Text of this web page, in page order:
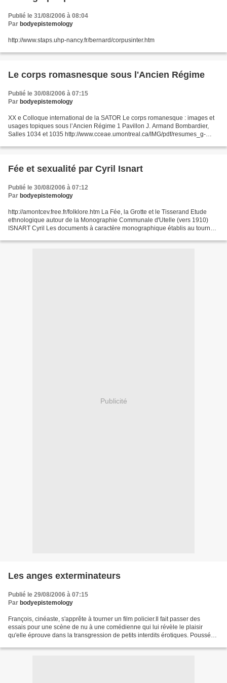
Publié le 31/08/2006 à 08:04
Par bodyepistemology
http://www.staps.uhp-nancy.fr/bernard/corpusinter.htm
Le corps romasnesque sous l'Ancien Régime
Publié le 30/08/2006 à 07:15
Par bodyepistemology
XX e Colloque international de la SATOR Le corps romanesque : images et
usages topiques sous l’Ancien Régime 1 Pavillon J. Armand Bombardier,
Salles 1034 et 1035 http://www.cceae.umontreal.ca/IMG/pdf/resumes_g-
0%22...
Fée et sexualité par Cyril Isnart
Publié le 30/08/2006 à 07:12
Par bodyepistemology
http://amontcev.free.fr/folklore.htm La Fée, la Grotte et le Tisserand Etude
ethnologique autour de la Monographie Communale d'Utelle (vers 1910)
ISNART Cyril Les documents à caractère monographique établis au tournant
Publicité
Les anges exterminateurs
Publié le 29/08/2006 à 07:15
Par bodyepistemology
François, cinéaste, s'apprête à tourner un film policier.Il fait passer des
essais pour une scène de nu à une comédienne qui lui révèle le plaisir
qu'elle éprouve dans la transgression de petits interdits érotiques. Poussé